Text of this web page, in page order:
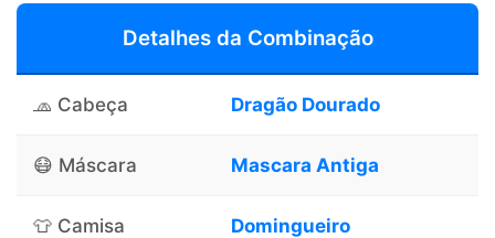
Detalhes da Combinação
🧢 Cabeça Dragão Dourado
😷 Máscara Mascara Antiga
👕 Camisa Domingueiro